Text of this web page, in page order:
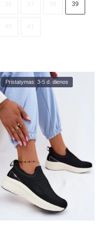
39
Pristatymas: 3-5 d. dienos